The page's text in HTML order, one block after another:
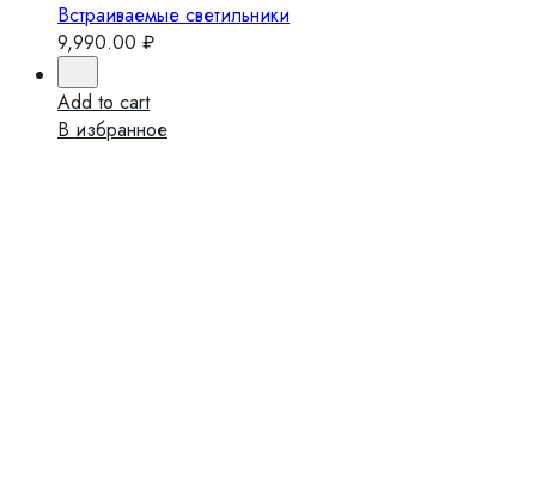
Встраиваемые светильники
9,990.00 ₽
Add to cart
В избранное